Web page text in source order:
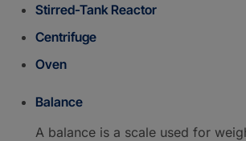
Stirred-Tank Reactor
Centrifuge
Oven
Balance
A balance is a scale used for